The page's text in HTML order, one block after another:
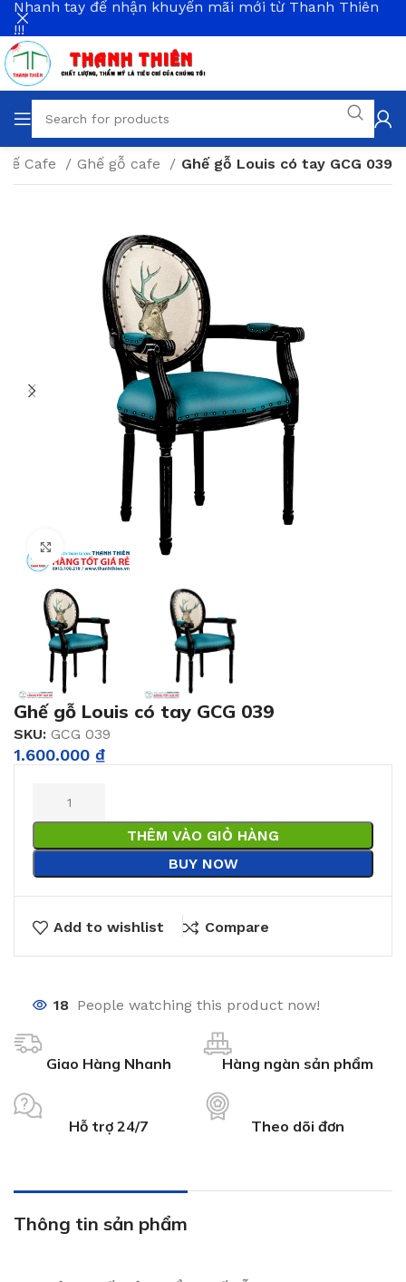
Cafe Ghế gỗ cafe Ghế gỗ Louis có tay GCG 039
Click to enlarge
Ghế gỗ Louis có tay GCG 039
SKU: GCG 039
1.600.000 ₫
THÊM VÀO GIỎ HÀNG
BUY NOW
Add to wishlist Compare
18 People watching this product now!
Giao Hàng Nhanh Hàng ngàn sản phẩm
Hỗ trợ 24/7 Theo dõi đơn
Thông tin sản phẩm
Nhanh tay để nhận khuyến mãi mới từ Thanh Thiên
!!!